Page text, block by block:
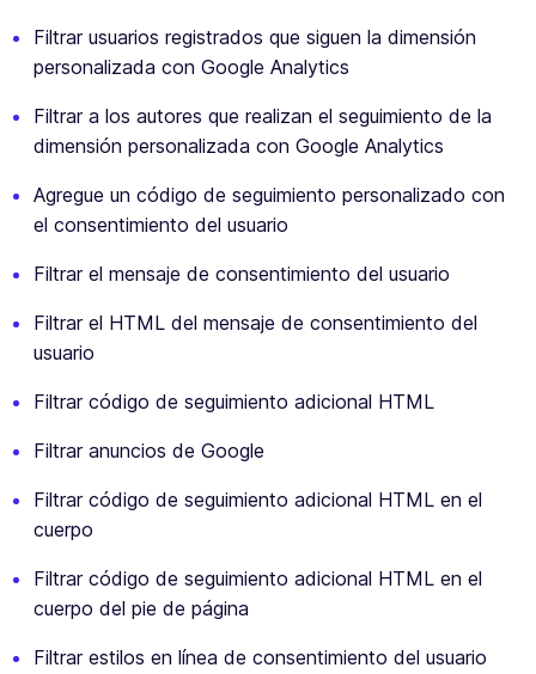
Filtrar usuarios registrados que siguen la dimensión
personalizada con Google Analytics
Filtrar a los autores que realizan el seguimiento de la
dimensión personalizada con Google Analytics
Agregue un código de seguimiento personalizado con
el consentimiento del usuario
Filtrar el mensaje de consentimiento del usuario
Filtrar el HTML del mensaje de consentimiento del
usuario
Filtrar código de seguimiento adicional HTML
Filtrar anuncios de Google
Filtrar código de seguimiento adicional HTML en el
cuerpo
Filtrar código de seguimiento adicional HTML en el
cuerpo del pie de página
Filtrar estilos en línea de consentimiento del usuario